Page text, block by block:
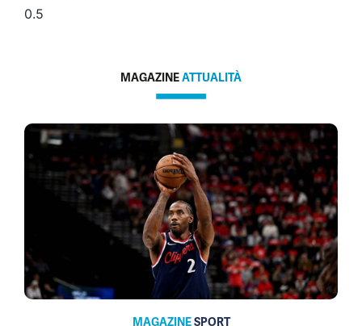
MAGAZINEATTUALITÀ
MAGAZINESPORT